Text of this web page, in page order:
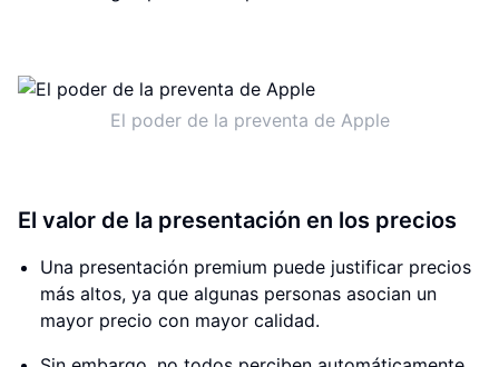
El poder de la preventa de Apple
El valor de la presentación en los precios
Una presentación premium puede justificar precios
más altos, ya que algunas personas asocian un
mayor precio con mayor calidad.